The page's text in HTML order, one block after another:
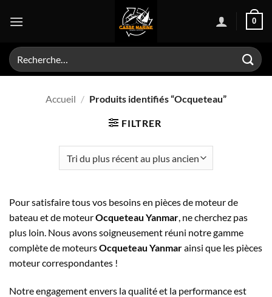
0
Recherche
pour :
Accueil / Produits identifiés “Ocqueteau”
FILTRER
Pour satisfaire tous vos besoins en pièces de moteur de
bateau et de moteurOcqueteau Yanmar, ne cherchez pas
plus loin. Nous avons soigneusement réuni notre gamme
complète de moteursOcqueteau Yanmarainsi que les pièces
moteur correspondantes !
Notre engagement envers la qualité et la performance est